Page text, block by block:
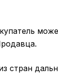
стран